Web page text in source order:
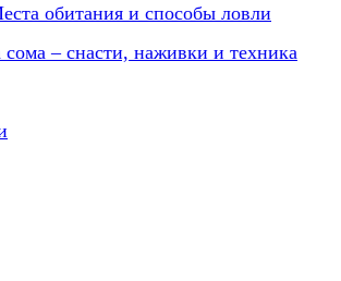
обитания и способы ловли
– снасти, наживки и техника